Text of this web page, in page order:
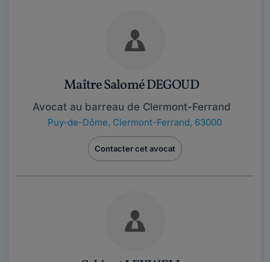
Maître Salomé DEGOUD
Avocat au barreau de Clermont-Ferrand
Puy-de-Dôme, Clermont-Ferrand, 63000
Contacter cet avocat